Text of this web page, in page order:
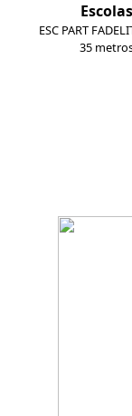
Escolas
ESC PART
35